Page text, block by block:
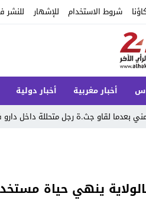
شروط الاستخدام للإشهار للنشر
أخبار مغربية أخبار دولية
بعدما لقاو جث.ة رجل متحللة داخل
ينهي حياة